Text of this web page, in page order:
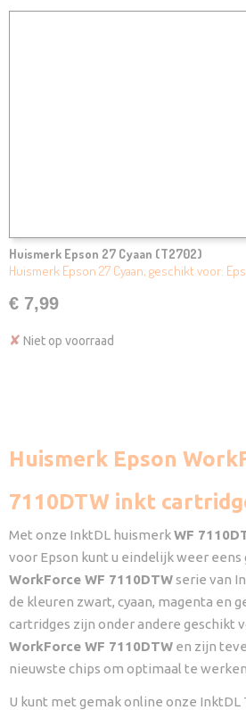
Huismerk Epson 27 Cyaan (T2702)
Huismerk Epson 27 Cyaan, geschikt voor:
€ 7,99
✘ Niet op voorraad
Huismerk Epson
7110DTW inkt
Met onze InktDL huismerkWF
voor Epson kunt u eindelijk weer
WorkForce WF 7110DTWserie van
de kleuren zwart, cyaan, magenta en
cartridges zijn onder andere geschikt
WorkForce WF 7110DTW en zijn
nieuwste chips om optimaal te
U kunt met gemak online onze InktDL